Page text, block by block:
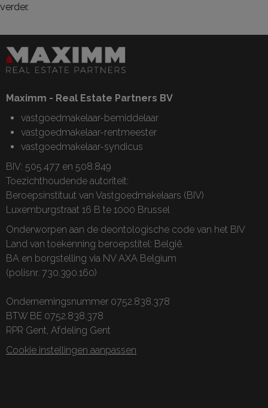
verder.
Maximm - Real Estate Partners BV
vastgoedmakelaar-bemiddelaar
vastgoedmakelaar-rentmeester
vastgoedmakelaar-syndicus
BIV: 505.477 en 508.849
Toezichthoudende autoriteit:
Beroepsinstituut van Vastgoedmakelaars (BIV)
Luxemburgstraat 16 B te 1000 Brussel
Onderworpen aan de deontologische code van het BIV
Land van toekenning beroepstitel: België.
BA en borgstelling via NV AXA Belgium
(polisnr. 730.390.160)
Ondernemingsnummer 0752.838.378
BTW BE 0752.838.378
RPR Gent, Afdeling Gent
Cookie instellingen aanpassen